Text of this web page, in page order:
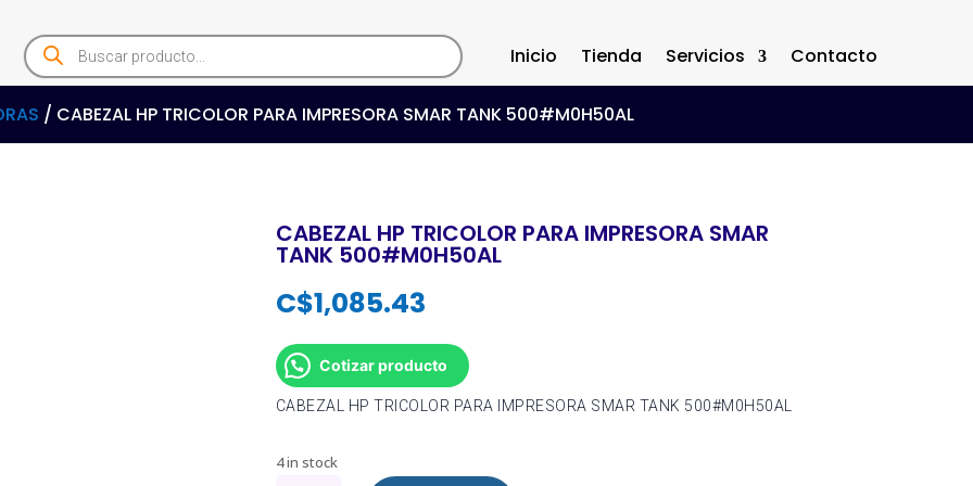
Products
search Inicio Tienda Servicios Contacto
/ CABEZAL HP TRICOLOR PARA IMPRESORA SMAR TANK 500#M0H50AL
CABEZAL HP TRICOLOR PARA IMPRESORA SMAR
TANK 500#M0H50AL
C$1,085.43
Cotizar producto
CABEZAL HP TRICOLOR PARA IMPRESORA SMAR TANK 500#M0H50AL
4 in stock